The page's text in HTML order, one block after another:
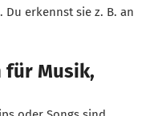
erkennst sie z. B. an
für Musik,